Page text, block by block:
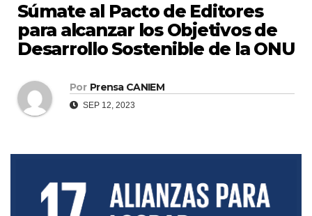
Súmate al Pacto de Editores
para alcanzar los Objetivos de
Desarrollo Sostenible de la ONU
Por Prensa CANIEM
SEP 12, 2023